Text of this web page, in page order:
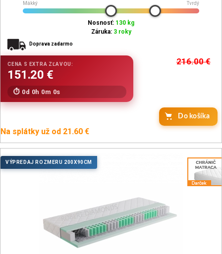
Mäkký Tvrdý
Nosnosť: 130 kg
Záruka: 3 roky
Doprava zadarmo
216.00€
0d 0h 0m 0s
Do košíka
Na splátky už od 21.60 €
VÝPREDAJ ROZMERU 200X90CM